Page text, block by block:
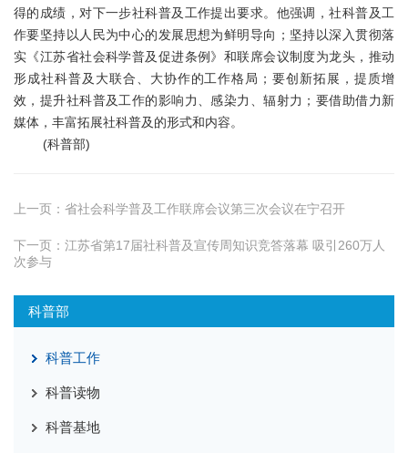
得的成绩，对下一步社科普及工作提出要求。他强调，社科普及工
作要坚持以人民为中心的发展思想为鲜明导向；坚持以深入贯彻落
实《江苏省社会科学普及促进条例》和联席会议制度为龙头，推动
形成社科普及大联合、大协作的工作格局；要创新拓展，提质增
效，提升社科普及工作的影响力、感染力、辐射力；要借助借力新
媒体，丰富拓展社科普及的形式和内容。
(科普部)
上一页： 省社会科学普及工作联席会议第三次会议在宁召开
下一页： 江苏省第17届社科普及宣传周知识竞答落幕 吸引260万人
次参与
科普部
科普工作
科普读物
科普基地